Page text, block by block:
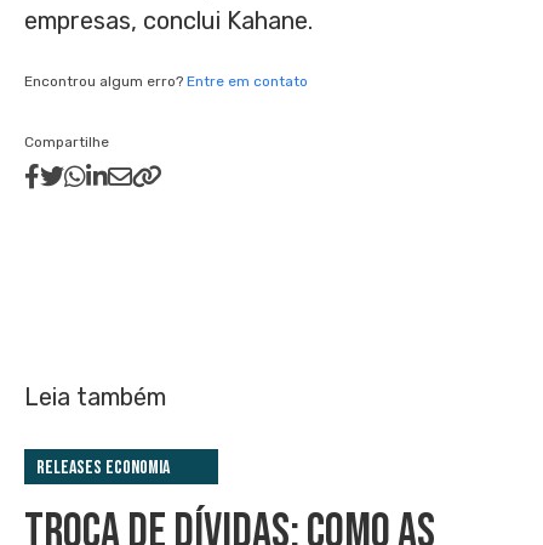
empresas, conclui Kahane.
Encontrou algum erro? Entre em contato
Compartilhe
Leia também
Releases Economia
TROCA DE DÍVIDAS: COMO AS